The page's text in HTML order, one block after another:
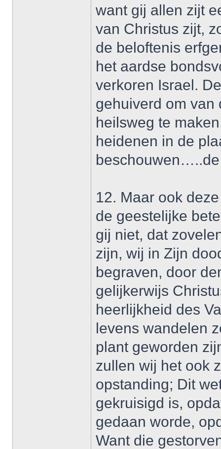
want gij allen zijt
van Christus zijt,
de beloftenis
het aardse
verkoren Israel.
gehuiverd om van
heilsweg te
heidenen in de
12. Maar ook
de geestelijke
gij niet, dat
zijn, wij in Zijn
begraven, door
gelijkerwijs
heerlijkheid des
levens wandelen
plant geworden
zullen wij het ook
opstanding; Dit
gekruisigd is,
gedaan worde,
Want die